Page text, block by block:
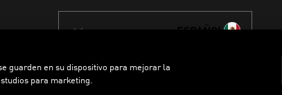
guarden en su dispositivo para mejorar la
para marketing.